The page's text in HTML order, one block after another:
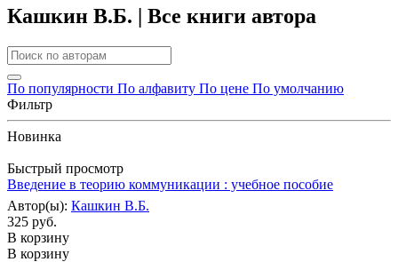
Кашкин В.Б. | Все книги автора
По популярности По алфавиту По цене По умолчанию
Фильтр
Новинка
Быстрый просмотр
Введение в теорию коммуникации : учебное пособие
Автор(ы): Кашкин В.Б.
325 руб.
В корзину
В корзину